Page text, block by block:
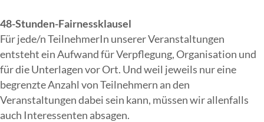
48-Stunden-Fairnessklausel
Für jede/n TeilnehmerIn unserer Veranstaltungen
entsteht ein Aufwand für Verpflegung, Organisation und
für die Unterlagen vor Ort. Und weil jeweils nur eine
begrenzte Anzahl von Teilnehmern an den
Veranstaltungen dabei sein kann, müssen wir allenfalls
auch Interessenten absagen.